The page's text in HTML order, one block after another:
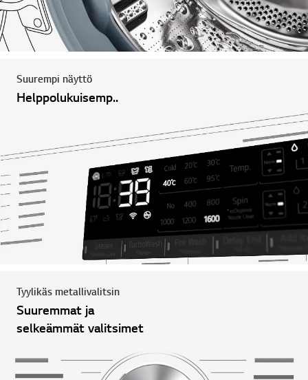
Suurempi näyttö
Helppolukuisemp..
Tyylikäs metallivalitsin
Suuremmat ja
selkeämmät valitsimet